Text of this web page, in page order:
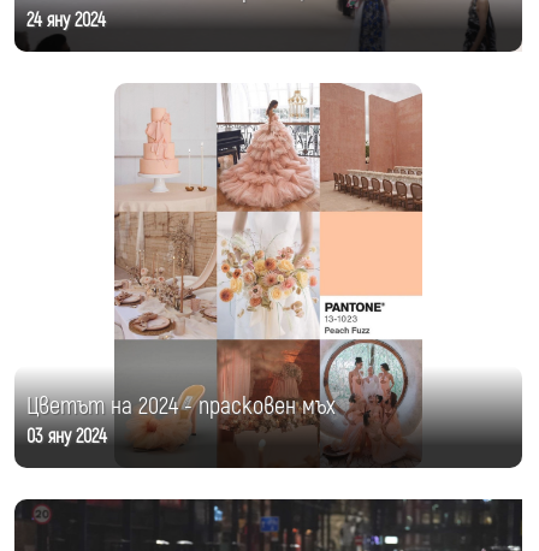
24 яну 2024
Цветът на 2024 - прасковен мъх
03 яну 2024